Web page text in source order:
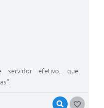
VISUALIZAR
servidor efetivo, que